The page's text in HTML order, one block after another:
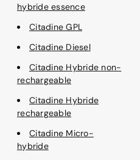
hybride essence
Citadine GPL
Citadine Diesel
Citadine Hybride non-
rechargeable
Citadine Hybride
rechargeable
Citadine Micro-
hybride